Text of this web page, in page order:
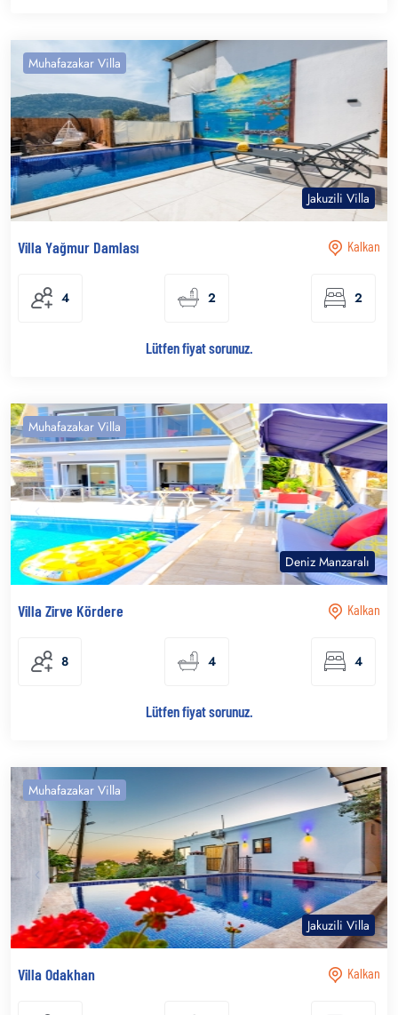
Muhafazakar Villa
Jakuzili Villa
Kalkan
Villa Yağmur Damlası
4 2 2
Lütfen fiyat sorunuz.
Muhafazakar Villa
Deniz Manzaralı
Kalkan
Villa Zirve Kördere
8 4 4
Lütfen fiyat sorunuz.
Muhafazakar Villa
Jakuzili Villa
Kalkan
Villa Odakhan